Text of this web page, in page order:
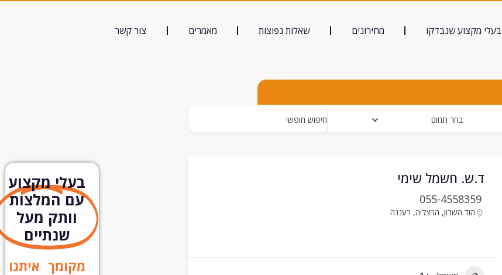
בעלי מקצוע שנבדקו מחירונים שאלות נפוצות מאמרים צור קשר
בחר תחום חיפוש חופשי
ד.ש. חשמל שימי
055-4558359
הוד השרון, הרצליה, רעננה
בעלי מקצוע
עם המלצות
וותק מעל
שנתיים
מקומך איתנו